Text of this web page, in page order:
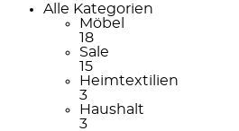
Alle Kategorien
Möbel
18
Sale
15
Heimtextilien
3
Haushalt
3